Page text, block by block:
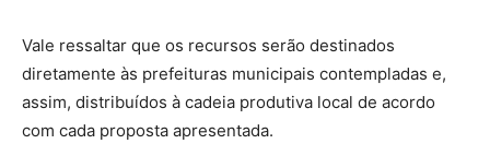
Vale ressaltar que os recursos serão destinados
diretamente às prefeituras municipais contempladas e,
assim, distribuídos à cadeia produtiva local de acordo
com cada proposta apresentada.